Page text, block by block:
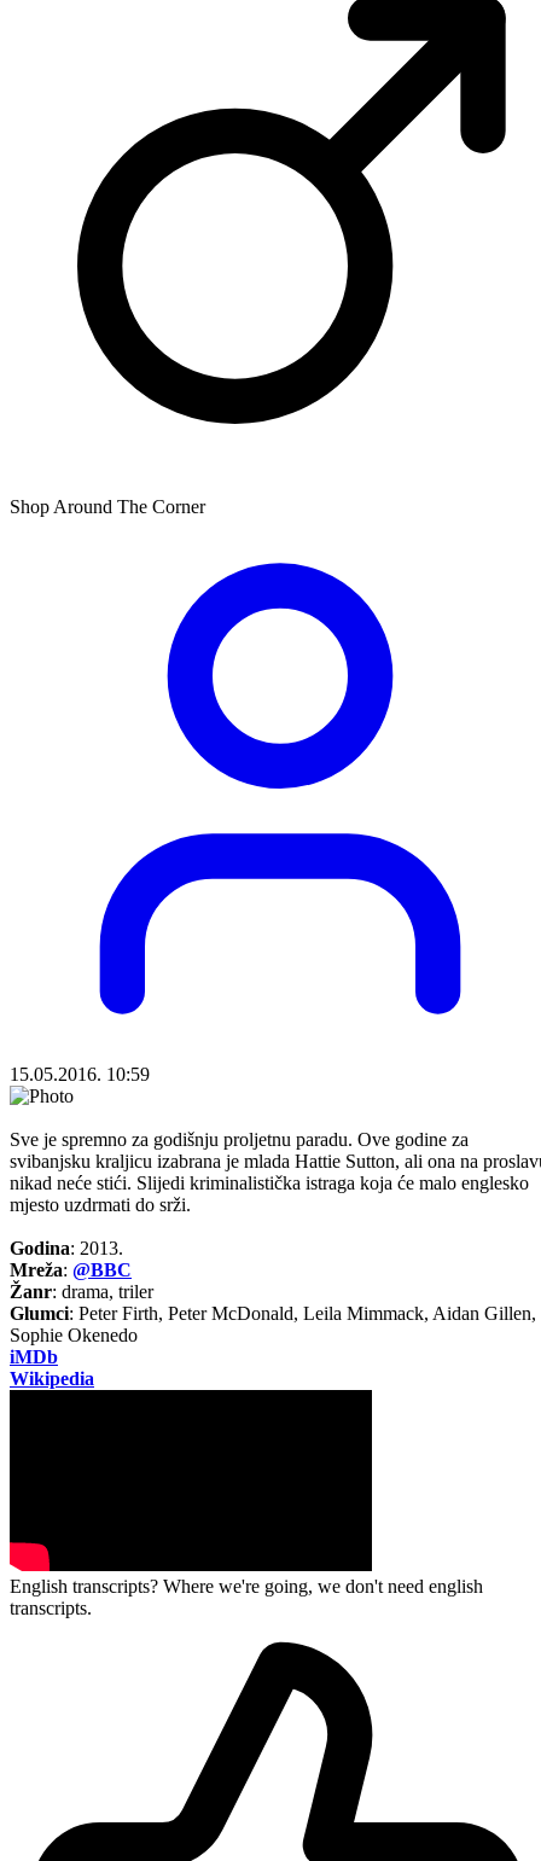
Shop Around The Corner
15.05.2016. 10:59
Sve je spremno za godišnju proljetnu paradu. Ove godine za
svibanjsku kraljicu izabrana je mlada Hattie Sutton, ali ona na
nikad neće stići. Slijedi kriminalistička istraga koja će malo englesko
mjesto uzdrmati do srži.
Godina: 2013.
Mreža: @BBC
Žanr: drama, triler
Glumci: Peter Firth, Peter McDonald, Leila Mimmack, Aidan Gillen,
Sophie Okenedo
iMDb
Wikipedia
English transcripts? Where we're going, we don't need english
transcripts.